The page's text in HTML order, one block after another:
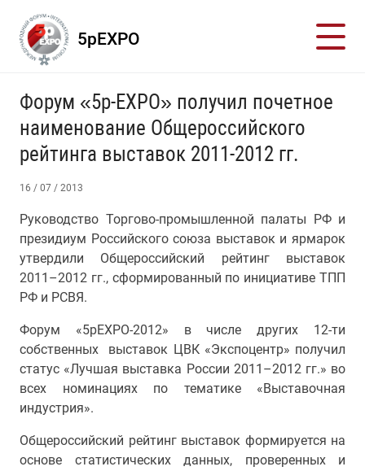
5pEXPO
Форум «5p-EXPO» получил почетное
наименование Общероссийского
рейтинга выставок 2011-2012 гг.
16 / 07 / 2013
Руководство Торгово-промышленной палаты РФ и
президиум Российского союза выставок и ярмарок
утвердили Общероссийский рейтинг выставок
2011–2012 гг., сформированный по инициативе ТПП
РФ и РСВЯ.
Форум «5pEXPO-2012» в числе других 12-ти
собственных выставок ЦВК «Экспоцентр» получил
статус «Лучшая выставка России 2011–2012 гг.» во
всех номинациях по тематике «Выставочная
индустрия».
Общероссийский рейтинг выставок формируется на
основе статистических данных, проверенных и